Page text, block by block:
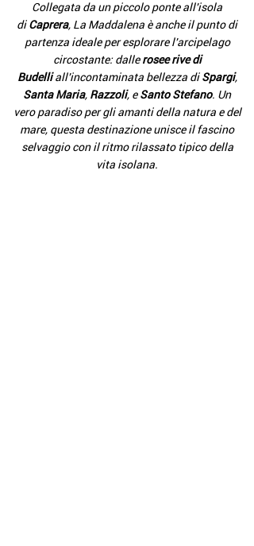
Collegata da un piccolo ponte all'isola
diCaprera, La Maddalena è anche il punto di
partenza ideale per esplorare l'arcipelago
circostante: dallerosee rive di
Budelliall'incontaminata bellezza diSpargi,
Santa Maria, Razzoli, eSanto Stefano. Un
vero paradiso per gli amanti della natura e del
mare, questa destinazione unisce il fascino
selvaggio con il ritmo rilassato tipico della
vita isolana.